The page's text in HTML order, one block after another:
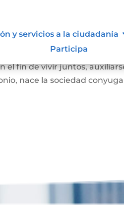
y servicios a la ciudadanía
Participa
por el cual se unen
el fin de vivir juntos,
nace la sociedad